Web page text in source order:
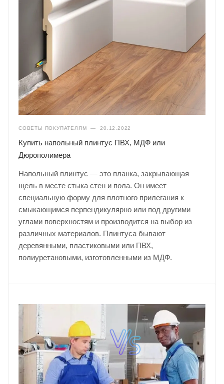
СОВЕТЫ ПОКУПАТЕЛЯМ — 20.12.2022
Купить напольный плинтус ПВХ, МДФ или
Дюрополимера
Напольный плинтус — это планка, закрывающая
щель в месте стыка стен и пола. Он имеет
специальную форму для плотного прилегания к
смыкающимся перпендикулярно или под другими
углами поверхностям и производится на выбор из
различных материалов. Плинтуса бывают
деревянными, пластиковыми или ПВХ,
полиуретановыми, изготовленными из МДФ.